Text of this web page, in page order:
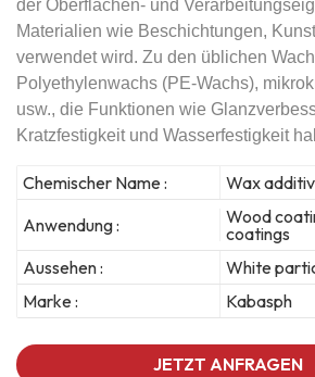
der Oberflächen- und
Materialien wie Beschichtungen,
verwendet wird. Zu den üblichen
Polyethylenwachs (PE-Wachs),
usw., die Funktionen wie
Kratzfestigkeit und Wasserfestigkeit
Chemischer Name :
Wax
Anwendung :
Wood
coatings
Aussehen :
White
Marke :
Kabasph
JETZT ANFRAGEN